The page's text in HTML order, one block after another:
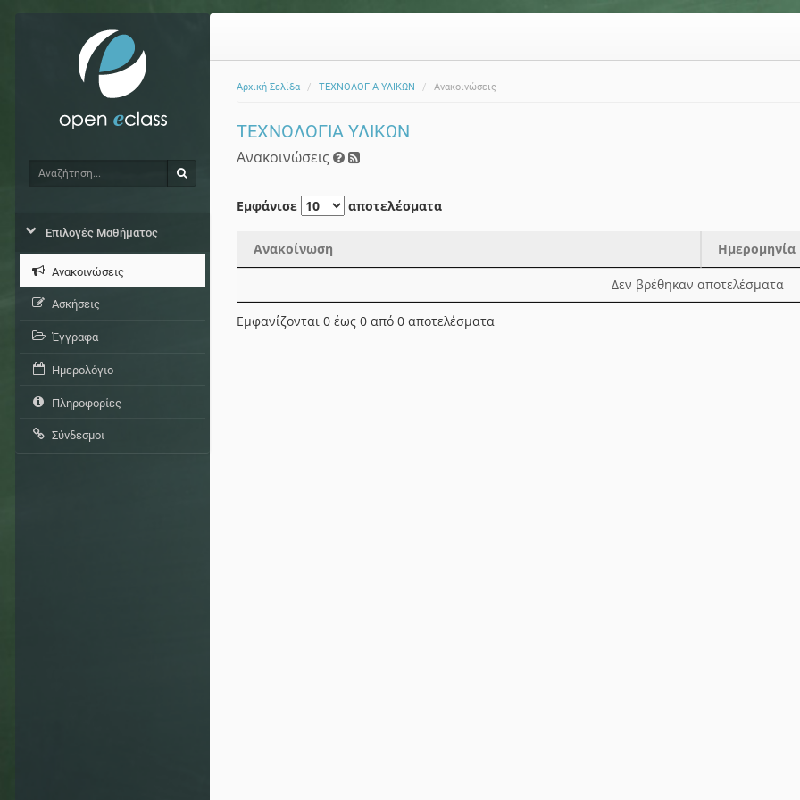
Αρχική Σελίδα ΤΕΧΝΟΛΟΓΙΑ ΥΛΙΚΩΝ Ανακοινώσεις
ΤΕΧΝΟΛΟΓΙΑ ΥΛΙΚΩΝ
Ανακοινώσεις
Εμφάνισε αποτελέσματα
Ανακοίνωση
Ημερομηνία
Ημερομηνία
Δεν βρέθηκαν αποτελέσματα
Εμφανίζονται 0 έως 0 από 0 αποτελέσματα
Αναζήτηση
Επιλογές Μαθήματος
Ανακοινώσεις
Ασκήσεις
Έγγραφα
Ημερολόγιο
Πληροφορίες
Σύνδεσμοι